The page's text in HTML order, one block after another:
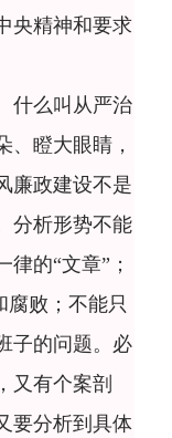
央精神和要求
么叫从严治
、瞪大眼睛，
廉政建设不是
分析形势不能
的“文章”；
腐败；不能只
子的问题。必
又有个案剖
要分析到具体